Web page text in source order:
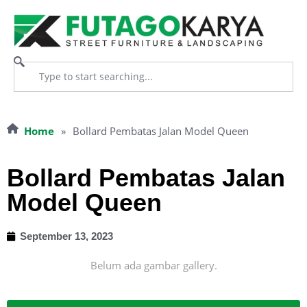
Home » Bollard Pembatas Jalan Model Queen
Bollard Pembatas Jalan
Model Queen
September 13, 2023
Belum ada gambar gallery.